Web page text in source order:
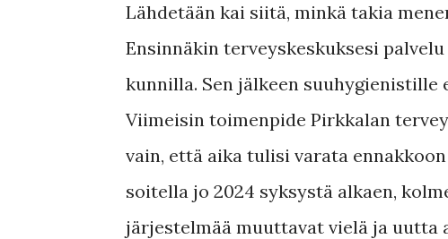
Lähdetään kai siitä, minkä takia
Ensinnäkin terveyskeskuksesi
kunnilla. Sen jälkeen
Viimeisin toimenpide Pirkkalan
vain, että aika tulisi varata
soitella jo 2024 syksystä alkaen,
järjestelmää muuttavat vielä ja uutta